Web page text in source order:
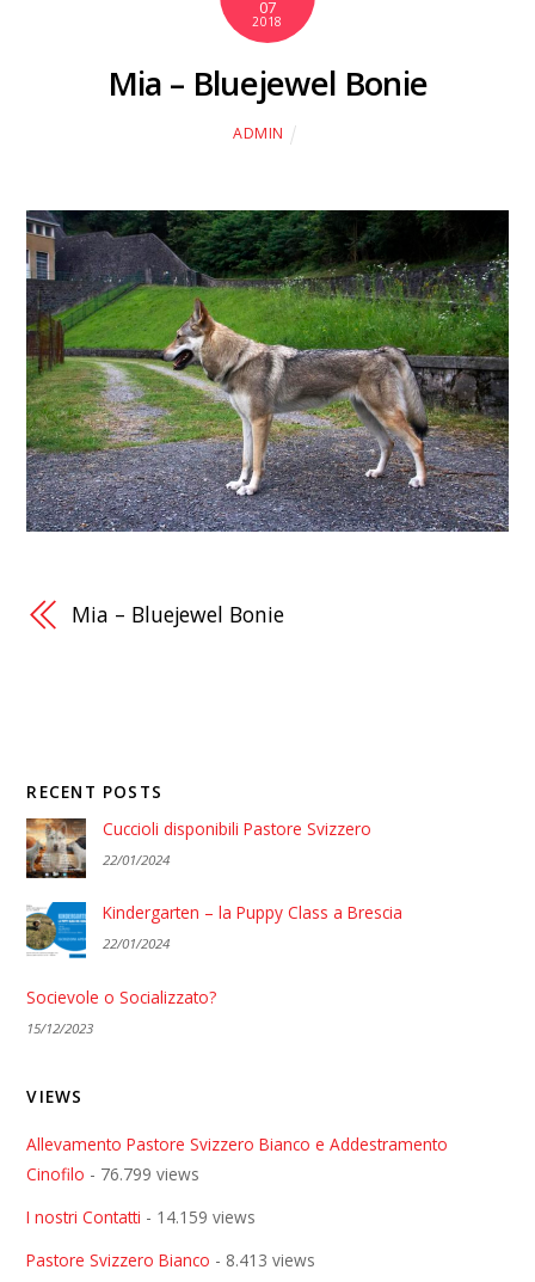
07
2018
Mia – Bluejewel Bonie
ADMIN
Mia – Bluejewel Bonie
RECENT POSTS
Cuccioli disponibili Pastore Svizzero
22/01/2024
Kindergarten – la Puppy Class a Brescia
22/01/2024
Socievole o Socializzato?
15/12/2023
VIEWS
Allevamento Pastore Svizzero Bianco e Addestramento
Cinofilo - 76.799 views
I nostri Contatti - 14.159 views
Pastore Svizzero Bianco - 8.413 views